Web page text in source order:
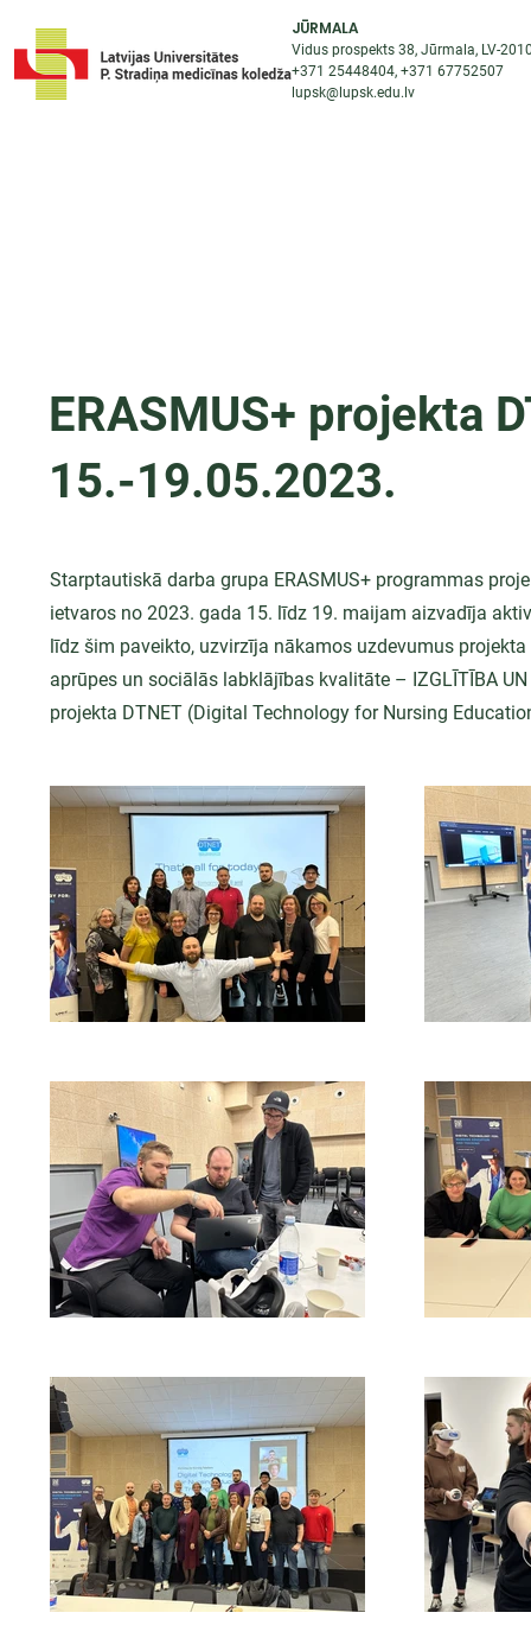
JŪRMALA
Vidus prospekts 38, Jūrmala, LV-
+371 25448404, +371 67752507
lupsk@lupsk.edu.lv
ERASMUS+ projekta
15.-19.05.2023.
Starptautiskā darba grupa ERASMUS+ programmas
ietvaros no 2023. gada 15. līdz 19. maijam aizvadīja
līdz šim paveikto, uzvirzīja nākamos uzdevumus
aprūpes un sociālās labklājības kvalitāte – IZGLĪTĪBA
projekta DTNET (Digital Technology for Nursing